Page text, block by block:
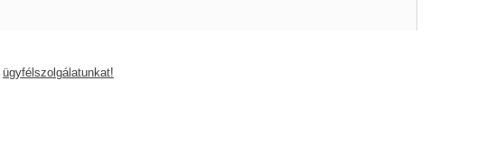
ügyfélszolgálatunkat!